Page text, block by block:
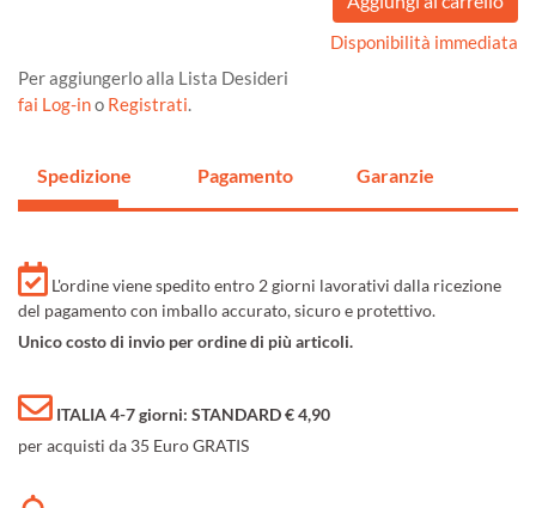
Disponibilità immediata
Per aggiungerlo alla Lista Desideri
fai Log-ino Registrati.
Spedizione Pagamento Garanzie
L'ordine viene spedito entro 2 giorni lavorativi dalla ricezione
del pagamento con imballo accurato, sicuro e protettivo.
Unico costo di invio per ordine di più articoli.
ITALIA 4-7 giorni: STANDARD € 4,90
per acquisti da 35 Euro GRATIS